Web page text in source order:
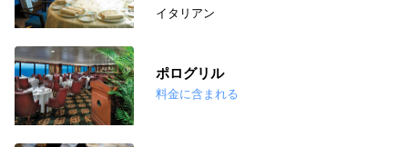
イタリアン
ポログリル
料金に含まれる